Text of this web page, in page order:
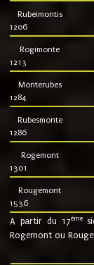
Rubeimontis
1206
Rogimonte
1213
Monterubes
1284
Rubesmonte
1286
Rogemont
1301
Rougemont
1536
A partir du 17ème
Rogemont ou